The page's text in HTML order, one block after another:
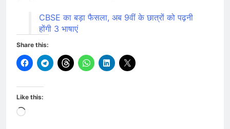
CBSE का बड़ा फैसला, अब 9वीं के छात्रों को पढ़नी
होंगी 3 भाषाएं
Share this:
Like this:
Loading…